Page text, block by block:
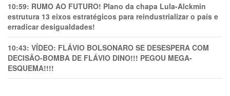
10:59: RUMO AO FUTURO! Plano da chapa Lula-Alckmin
estrutura 13 eixos estratégicos para reindustrializar o país e
erradicar desigualdades!
10:43: VÍDEO: FLÁVIO BOLSONARO SE DESESPERA COM
DECISÃO-BOMBA DE FLÁVIO DINO!!! PEGOU MEGA-
ESQUEMA!!!!